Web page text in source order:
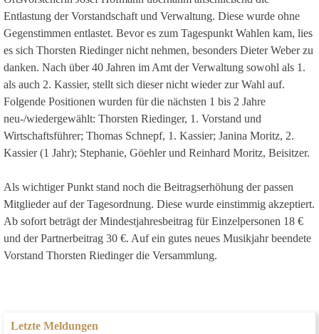
Entlastung der Vorstandschaft und Verwaltung. Diese wurde ohne
Gegenstimmen entlastet. Bevor es zum Tagespunkt Wahlen kam, lies
es sich Thorsten Riedinger nicht nehmen, besonders Dieter Weber zu
danken. Nach über 40 Jahren im Amt der Verwaltung sowohl als 1.
als auch 2. Kassier, stellt sich dieser nicht wieder zur Wahl auf.
Folgende Positionen wurden für die nächsten 1 bis 2 Jahre
neu-/wiedergewählt: Thorsten Riedinger, 1. Vorstand und
Wirtschaftsführer; Thomas Schnepf, 1. Kassier; Janina Moritz, 2.
Kassier (1 Jahr); Stephanie, Göehler und Reinhard Moritz, Beisitzer.
Als wichtiger Punkt stand noch die Beitragserhöhung der passen
Mitglieder auf der Tagesordnung. Diese wurde einstimmig akzeptiert.
Ab sofort beträgt der Mindestjahresbeitrag für Einzelpersonen 18 €
und der Partnerbeitrag 30 €. Auf ein gutes neues Musikjahr beendete
Vorstand Thorsten Riedinger die Versammlung.
Letzte Meldungen